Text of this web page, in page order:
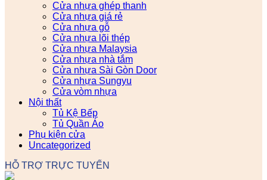
Cửa nhựa ghép thanh
Cửa nhựa giá rẻ
Cửa nhựa gỗ
Cửa nhựa lõi thép
Cửa nhựa Malaysia
Cửa nhựa nhà tắm
Cửa nhựa Sài Gòn Door
Cửa nhựa Sungyu
Cửa vòm nhựa
Nội thất
Tủ Kệ Bếp
Tủ Quần Áo
Phụ kiện cửa
Uncategorized
HỖ TRỢ TRỰC TUYẾN